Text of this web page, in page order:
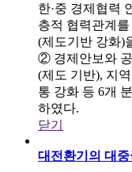
한·중 경제협력
층적 협력관계
(제도기반 강화)
② 경제안보와
(제도 기반), 지
통 강화 등 6개
하였다.
닫기
대전환기의 대중